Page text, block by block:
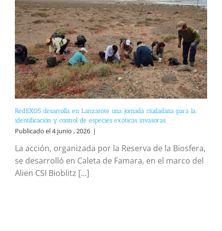
RedEXOS desarrolla en Lanzarote una jornada ciudadana para la
identificación y control de especies exóticas invasoras
Publicado el 4 junio , 2026 |
La acción, organizada por la Reserva de la Biosfera,
se desarrolló en Caleta de Famara, en el marco del
Alien CSI Bioblitz [...]